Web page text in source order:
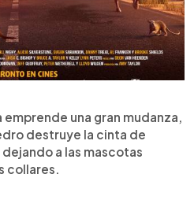
una gran mudanza,
destruye la cinta de
a las mascotas
collares.